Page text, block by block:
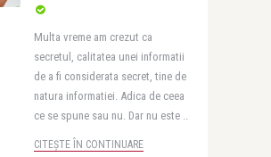
Multa vreme am crezut ca
secretul, calitatea unei informatii
de a fi considerata secret, tine de
natura informatiei. Adica de ceea
ce se spune sau nu. Dar nu este ..
CITEȘTE ÎN CONTINUARE